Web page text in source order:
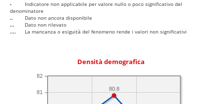
-
Indicatore non applicabile per valore nullo o poco significativo del
denominatore
..
Dato non ancora disponibile
...
Dato non rilevato
....
La mancanza o esiguità del fenomeno rende i valori non significativi
Densità demografica
81
82
80.8